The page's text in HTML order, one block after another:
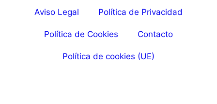
Aviso Legal Política de Privacidad
Política de Cookies Contacto
Política de cookies (UE)